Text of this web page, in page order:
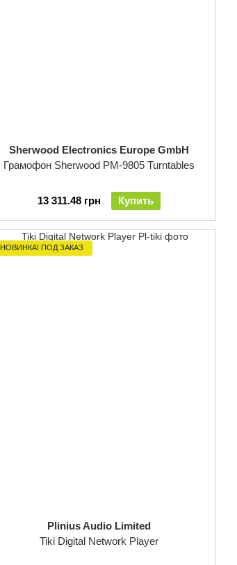
Sherwood Electronics Europe GmbH
Грамофон Sherwood PM-9805 Turntables
13 311.48 грн Купить
НОВИНКА! ПОД ЗАКАЗ
Plinius Audio Limited
Tiki Digital Network Player